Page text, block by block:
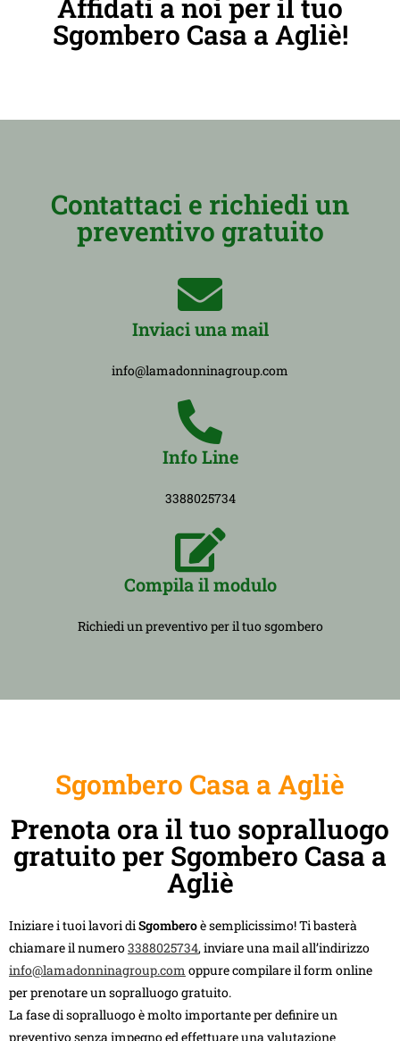
Affidati a noi per il tuo
Sgombero Casa a Agliè!
Contattaci e richiedi un
preventivo gratuito
Inviaci una mail
info@lamadonninagroup.com
Info Line
3388025734
Compila il modulo
Richiedi un preventivo per il tuo sgombero
Sgombero Casa a Agliè
Prenota ora il tuo sopralluogo
gratuito per Sgombero Casa a
Agliè
Iniziare i tuoi lavori di Sgomberoè semplicissimo! Ti basterà
chiamare il numero3388025734, inviare una mail all’indirizzo
info@lamadonninagroup.com oppure compilare il form online
per prenotare un sopralluogo gratuito.
La fase di sopralluogo è molto importante per definire un
preventivo senza impegno ed effettuare una valutazione